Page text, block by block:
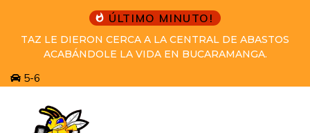
ÚLTIMO MINUTO!
PRETENDÍA HUIR A VENEZUELA DESPUÉS DE
COMETER EL HOMICIDIO Y EL GRUPO DE CAPTURAS
5-6